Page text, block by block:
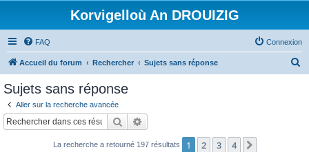
Korvigelloù An DROUIZIG
FAQ Connexion
Accueil du forum Rechercher Sujets sans réponse
Sujets sans réponse
Aller sur la recherche avancée
Rechercher
La recherche a retourné 197 résultats 1 2 3 4